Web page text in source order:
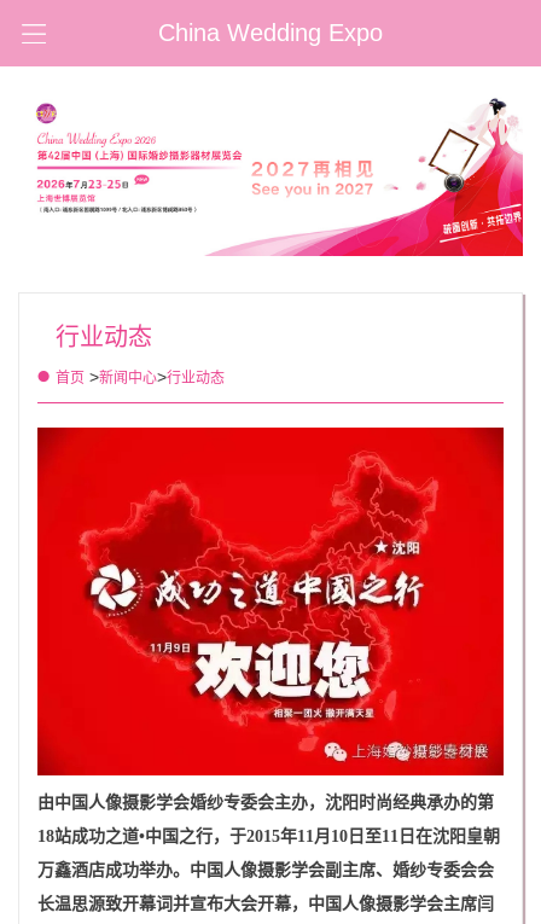
China Wedding Expo
行业动态
首页 >新闻中心>行业动态
由中国人像摄影学会婚纱专委会主办，沈阳时尚经典承办的第
18站成功之道•中国之行，于2015年11月10日至11日在沈阳皇朝
万鑫酒店成功举办。中国人像摄影学会副主席、婚纱专委会会
长温思源致开幕词并宣布大会开幕，中国人像摄影学会主席闫